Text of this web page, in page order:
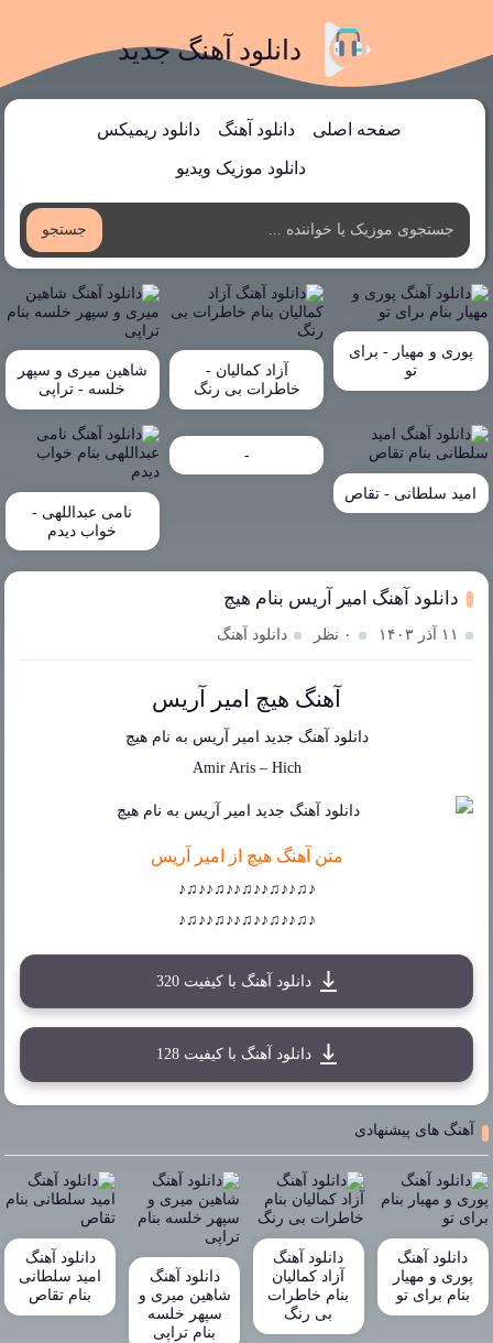
دانلود آهنگ جدید
صفحه اصلی دانلود آهنگ دانلود ریمیکس
دانلود موزیک ویدیو
جستجو
پوری و مهیار - برای
تو
آزاد کمالیان -
خاطرات بی رنگ
شاهین میری و سپهر
خلسه - تراپی
امید سلطانی - تقاص
-
نامی عبداللهی -
خواب دیدم
دانلود آهنگ امیر آریس بنام هیچ
۱۱ آذر ۱۴۰۳ ۰ نظر دانلود آهنگ
آهنگ هیچ امیر آریس
دانلود آهنگ جدید امیر آریس به نامهیچ
Amir Aris– Hich
متن آهنگ هیچ از امیر آریس
♪♫♪♪♫♪♪♫♪♪♫♪♪♫♪
♪♫♪♪♫♪♪♫♪♪♫♪♪♫♪
دانلود آهنگ با کیفیت 320
دانلود آهنگ با کیفیت 128
آهنگ های پیشنهادی
دانلود آهنگ
پوری و مهیار
بنام برای تو
دانلود آهنگ
آزاد کمالیان
بنام خاطرات
بی رنگ
دانلود آهنگ
شاهین میری و
سپهر خلسه
بنام تراپی
دانلود آهنگ
امید سلطانی
بنام تقاص